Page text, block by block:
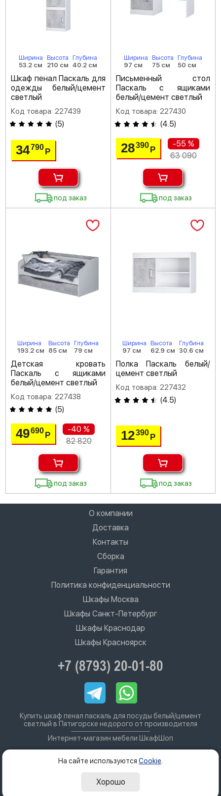
Ширина
53.2 см
Высота
210 см
Глубина
40.2 см
Шкаф пенал Паскаль для
одежды белый/цемент
светлый
Код товара: 227439
(5)
34790Р
под заказ
Ширина
97 см
Высота
75 см
Глубина
50 см
Письменный стол
Паскаль с ящиками
белый/цемент светлый
Код товара: 227430
(4.5)
28390 Р
-55 %
63 090
под заказ
Ширина
193.2 см
Высота
85 см
Глубина
79 см
Детская кровать
Паскаль с ящиками
белый/цемент светлый
Код товара: 227438
(5)
49690Р
-40 %
82 820
под заказ
Ширина
97 см
Высота
62.9 см
Глубина
30.6 см
Полка Паскаль белый/
цемент светлый
Код товара: 227432
(4.5)
12390 Р
под заказ
О компании
Доставка
Контакты
Сборка
Гарантия
Политика конфиденциальности
Шкафы Москва
Шкафы Санкт-Петербург
Шкафы Краснодар
Шкафы Красноярск
+7 (8793) 20-01-80
Купить шкаф пенал паскаль для посуды белый/цемент
светлый в Пятигорске недорого от производителя
Интернет-магазин мебели ШкафШоп
На сайте используются Cookie
Хорошо